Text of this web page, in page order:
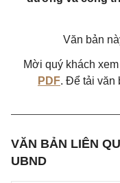
Văn bản
Mời quý khách
PDF. Để tải văn
VĂN BẢN LIÊN
UBND